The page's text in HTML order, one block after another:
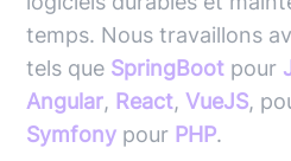
temps. Nous travaillons
tels que SpringBoot pour
Angular, React,VueJS,
Symfony pour PHP.